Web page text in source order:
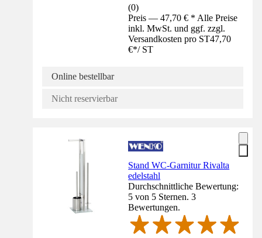
(0)
Preis — 47,70 € * Alle Preise
inkl. MwSt. und ggf. zzgl.
Versandkosten pro ST47,70
€*/ ST
Online bestellbar
Nicht reservierbar
Stand WC-Garnitur Rivalta
edelstahl
Durchschnittliche Bewertung:
5 von 5 Sternen. 3
Bewertungen.